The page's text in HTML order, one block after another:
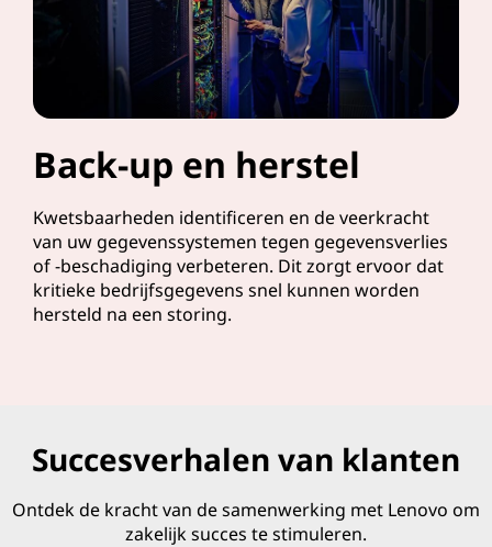
Back-up en herstel
Kwetsbaarheden identificeren en de veerkracht
van uw gegevenssystemen tegen gegevensverlies
of -beschadiging verbeteren. Dit zorgt ervoor dat
kritieke bedrijfsgegevens snel kunnen worden
hersteld na een storing.
Succesverhalen van klanten
Ontdek de kracht van de samenwerking met Lenovo om
zakelijk succes te stimuleren.